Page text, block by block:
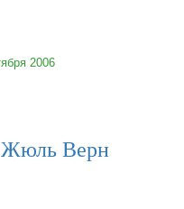
2006
Жюль Верн